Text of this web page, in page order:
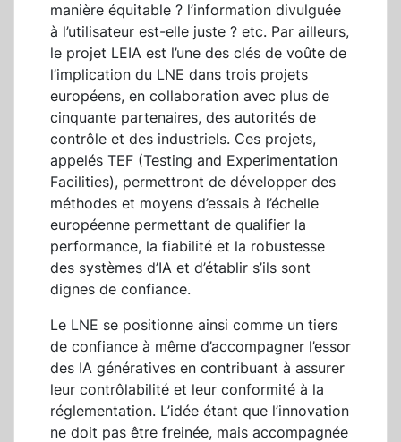
manière équitable ? l’information divulguée
à l’utilisateur est-elle juste ? etc. Par ailleurs,
le projet LEIA est l’une des clés de voûte de
l’implication du LNE dans trois projets
européens, en collaboration avec plus de
cinquante partenaires, des autorités de
contrôle et des industriels. Ces projets,
appelés TEF (Testing and Experimentation
Facilities), permettront de développer des
méthodes et moyens d’essais à l’échelle
européenne permettant de qualifier la
performance, la fiabilité et la robustesse
des systèmes d’IA et d’établir s’ils sont
dignes de confiance.
Le LNE se positionne ainsi comme un tiers
de confiance à même d’accompagner l’essor
des IA génératives en contribuant à assurer
leur contrôlabilité et leur conformité à la
réglementation. L’idée étant que l’innovation
ne doit pas être freinée, mais accompagnée